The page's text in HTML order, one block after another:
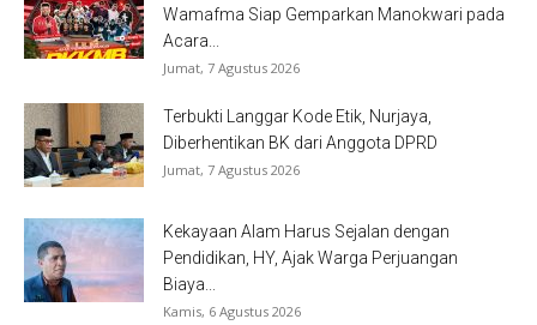
Wamafma Siap Gemparkan Manokwari pada
Acara...
Jumat, 7 Agustus 2026
Terbukti Langgar Kode Etik, Nurjaya,
Diberhentikan BK dari Anggota DPRD
Jumat, 7 Agustus 2026
Kekayaan Alam Harus Sejalan dengan
Pendidikan, HY, Ajak Warga Perjuangan
Biaya...
Kamis, 6 Agustus 2026